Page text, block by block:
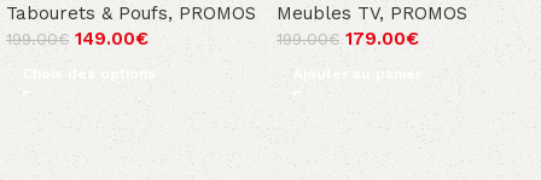
Tabourets & Poufs, PROMOS
199.00€ 149.00€
Choix des options
Meubles TV, PROMOS
199.00€ 179.00€
Ajouter au panier